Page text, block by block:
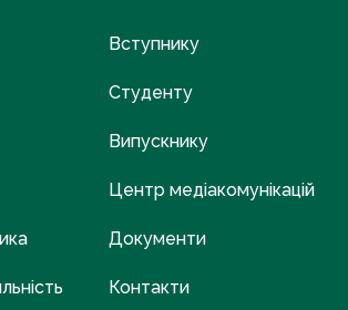
Вступнику
Студенту
Випускнику
Центр медіакомунікацій
Документи
Контакти